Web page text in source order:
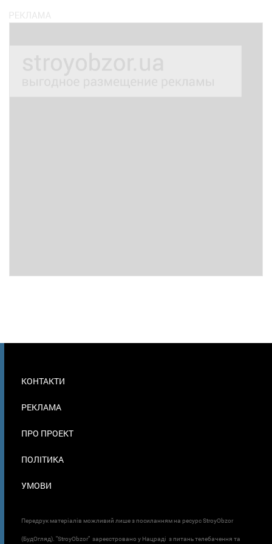
В
КОНТАКТИ
РЕКЛАМА
ПРО ПРОЕКТ
ПОЛІТИКА
УМОВИ
Передрук матеріалів можливий лише з посиланням на ресурс StroyObzor
(БудОгляд). "StroyObzor" зареєстровано у Нацраді з питань телебачення та